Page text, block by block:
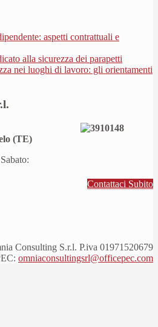
aspetti contrattuali e
alla sicurezza dei parapetti
nei luoghi di lavoro: gli orientamenti
(TE)
Contattaci Subito
Consulting S.r.l. P.iva 01971520679
omniaconsultingsrl@officepec.com